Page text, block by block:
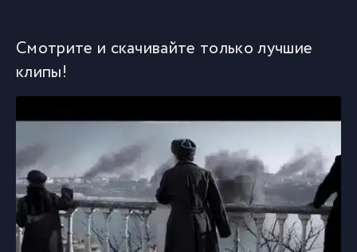
Смотрите и скачивайте только лучшие
клипы!